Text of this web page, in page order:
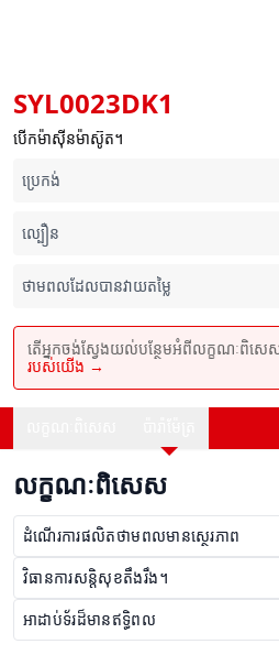
SYL0023DK1
បើកម៉ាស៊ីនម៉ាស៊ូត។
ប្រេកង់
ល្បឿន
ថាមពលដែលបានវាយតម្លៃ
តើអ្នកចង់ស្វែងយល់បន្ថែមអំពីលក្ខណៈពិស
របស់យើង →
លក្ខណៈពិសេស
ដំណើរការផលិតថាមពលមានស្ថេរភាព
វិធានការសន្តិសុខតឹងរឹង។
អាដាប់ទ័រដ៏មានឥទ្ធិពល